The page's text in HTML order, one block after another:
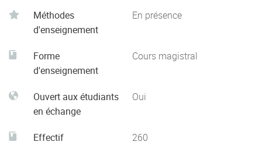
Méthodes
d'enseignement
En présence
Forme
d'enseignement
Cours magistral
Ouvert aux étudiants
en échange
Oui
Effectif 260